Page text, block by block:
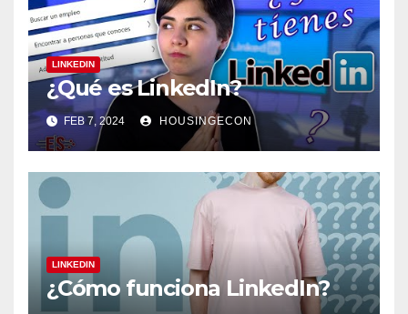
LINKEDIN
¿Qué es LinkedIn?
FEB 7, 2024 HOUSINGECON
LINKEDIN
¿Cómo funciona LinkedIn?